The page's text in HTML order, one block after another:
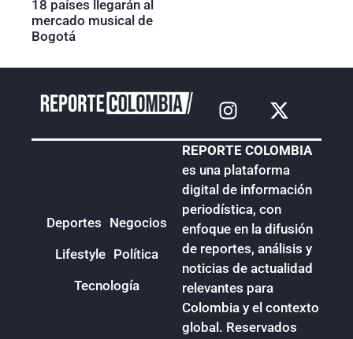
18 países llegarán al
mercado musical de
Bogotá
Deportes Negocios
Lifestyle Política
Tecnología
REPORTE COLOMBIA
es una plataforma
digital de información
periodística, con
enfoque en la difusión
de reportes, análisis y
noticias de actualidad
relevantes para
Colombia y el contexto
global. Reservados